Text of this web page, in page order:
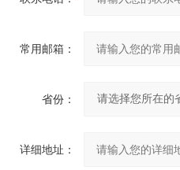
常用邮箱：
省份：
详细地址：